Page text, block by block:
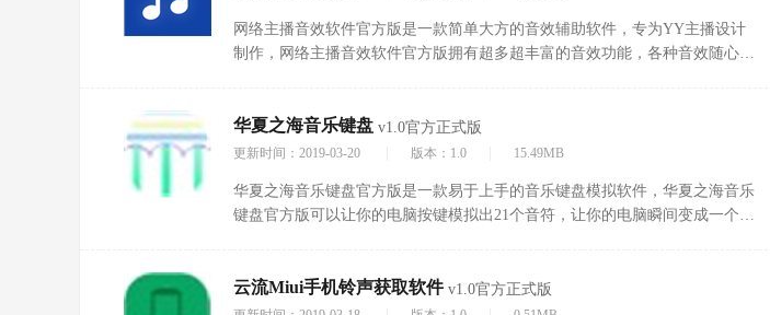
网络主播音效软件官方版是一款简单大方的音效辅助软件，专为YY主播设计
制作，网络主播音效软件官方版拥有超多超丰富的音效功能，各种音效随心添
华夏之海音乐键盘 v1.0官方正式版
更新时间：2019-03-20 版本：1.0 15.49MB
华夏之海音乐键盘官方版是一款易于上手的音乐键盘模拟软件，华夏之海音乐
键盘官方版可以让你的电脑按键模拟出21个音符，让你的电脑瞬间变成一个乐
云流Miui手机铃声获取软件 v1.0官方正式版